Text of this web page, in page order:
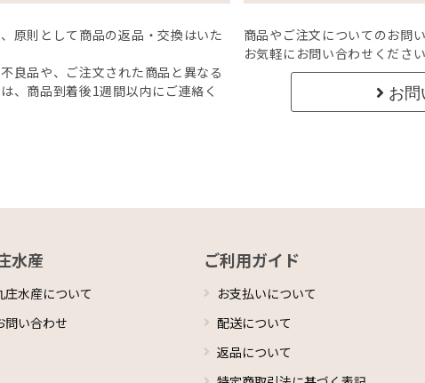
原則として商品の返品・交換はいた
良品や、ご注文された商品と異なる
、商品到着後1週間以内にご連絡く
商品やご注文についてのお問
お気軽にお問い合わせください
お
水産
庄水産について
問い合わせ
ご利用ガイド
お支払いについて
配送について
返品について